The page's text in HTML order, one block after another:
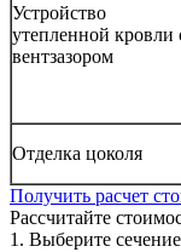
Устройство
утепленной кровли
вентзазором
Отделка цоколя
Получить расчет
Рассчитайте
1. Выберите